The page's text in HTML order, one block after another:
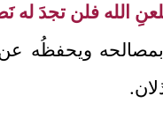
الله فلن تجدَ له
بمصالحه ويحفظُه عن